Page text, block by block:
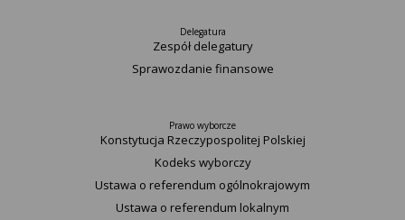
Delegatura
Zespół delegatury
Sprawozdanie finansowe
Prawo wyborcze
Konstytucja Rzeczypospolitej Polskiej​
Kodeks wyborczy
Ustawa o referendum ogólnokrajowym
Ustawa o referendum lokalnym